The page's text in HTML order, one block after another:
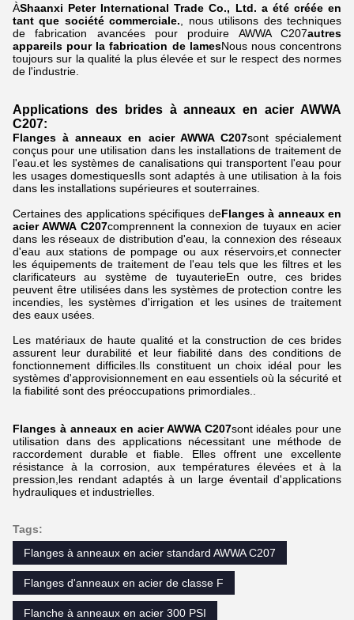
ÀShaanxi Peter International Trade Co., Ltd. a été créée en
tant que société commerciale. , nous utilisons des techniques
de fabrication avancées pour produire AWWA C207autres
appareils pour la fabrication de lamesNous nous concentrons
toujours sur la qualité la plus élevée et sur le respect des normes
de l'industrie.
Applications des brides à anneaux en acier AWWA
C207:
Flanges à anneaux en acier AWWA C207sont spécialement
conçus pour une utilisation dans les installations de traitement de
l'eau.et les systèmes de canalisations qui transportent l'eau pour
les usages domestiquesIls sont adaptés à une utilisation à la fois
dans les installations supérieures et souterraines.
Certaines des applications spécifiques deFlanges à anneaux en
acier AWWA C207comprennent la connexion de tuyaux en acier
dans les réseaux de distribution d'eau, la connexion des réseaux
d'eau aux stations de pompage ou aux réservoirs,et connecter
les équipements de traitement de l'eau tels que les filtres et les
clarificateurs au système de tuyauterieEn outre, ces brides
peuvent être utilisées dans les systèmes de protection contre les
incendies, les systèmes d'irrigation et les usines de traitement
des eaux usées.
Les matériaux de haute qualité et la construction de ces brides
assurent leur durabilité et leur fiabilité dans des conditions de
fonctionnement difficiles.Ils constituent un choix idéal pour les
systèmes d'approvisionnement en eau essentiels où la sécurité et
la fiabilité sont des préoccupations primordiales..
Flanges à anneaux en acier AWWA C207sont idéales pour une
utilisation dans des applications nécessitant une méthode de
raccordement durable et fiable. Elles offrent une excellente
résistance à la corrosion, aux températures élevées et à la
pression,les rendant adaptés à un large éventail d'applications
hydrauliques et industrielles.
Tags:
Flanges à anneaux en acier standard AWWA C207
Flanges d'anneaux en acier de classe F
Flanche à anneaux en acier 300 PSI